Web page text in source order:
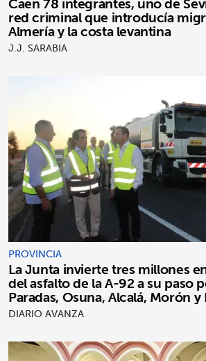
red criminal que introducía
Almería y la costa levantina
J.J. SARABIA
PROVINCIA
La Junta invierte tres millones
del asfalto de la A-92 a su paso
Paradas, Osuna, Alcalá, Morón y
DIARIO AVANZA